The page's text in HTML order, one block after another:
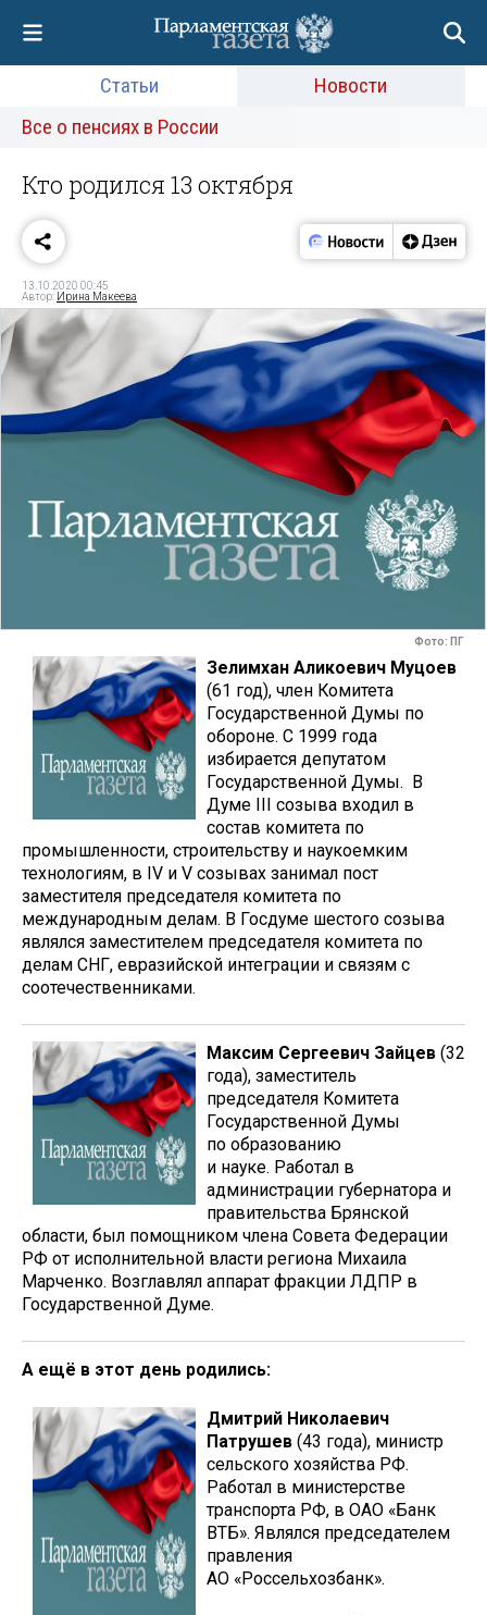
Статьи
Новости
Все о пенсиях в России
Кто родился 13 октября
13.10.2020 00:45
Автор: Ирина Макеева
Фото: ПГ
Зелимхан Аликоевич Муцоев
(61 год), член Комитета
Государственной Думы по
обороне. С 1999 года
избирается депутатом
Государственной Думы. В
Думе III созыва входил в
состав комитета по
промышленности, строительству и наукоемким
технологиям, в IV и V созывах занимал пост
заместителя председателя комитета по
международным делам. В Госдуме шестого созыва
являлся заместителем председателя комитета по
делам СНГ, евразийской интеграции и связям с
соотечественниками.
Максим Сергеевич Зайцев (32
года), заместитель
председателя Комитета
Государственной Думы
по образованию
и науке. Работал в
администрации губернатора и
правительства Брянской
области, был помощником члена Совета Федерации
РФ от исполнительной власти региона Михаила
Марченко. Возглавлял аппарат фракции ЛДПР в
Государственной Думе.
А ещё в этот день родились:
Дмитрий Николаевич
Патрушев (43 года), министр
сельского хозяйства РФ.
Работал в министерстве
транспорта РФ, в ОАО «Банк
ВТБ». Являлся председателем
правления
АО «Россельхозбанк».